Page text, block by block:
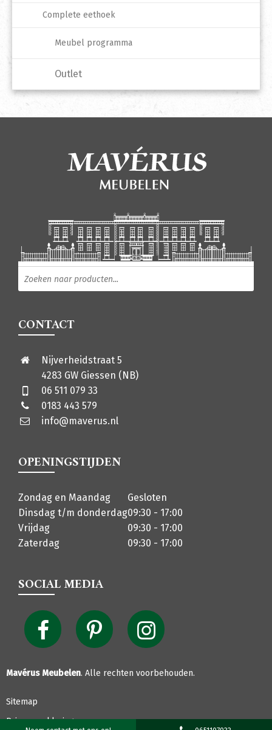
Complete eethoek
Meubel programma
Outlet
CONTACT
Nijverheidstraat 5
4283 GW Giessen (NB)
06 511 079 33
0183 443 579
info@maverus.nl
OPENINGSTIJDEN
Zondag en Maandag
Gesloten
Dinsdag t/m donderdag09:30 - 17:00
Vrijdag
09:30 - 17:00
Zaterdag
09:30 - 17:00
SOCIAL MEDIA
Mavérus Meubelen. Alle rechten voorbehouden.
Sitemap
Privacyverklaring